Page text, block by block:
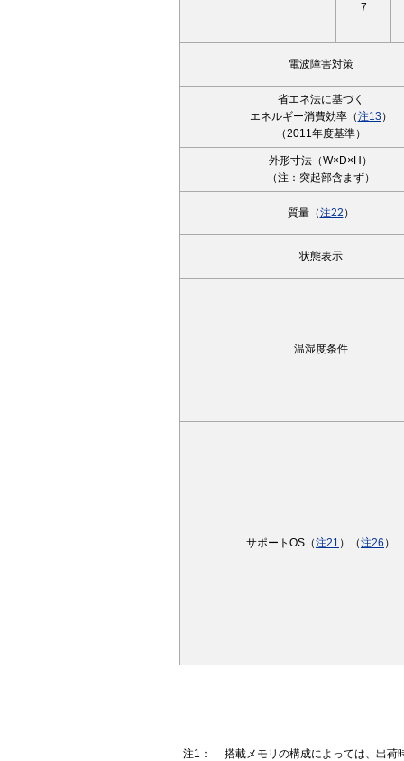
7
電波障害対策
省エネ法に基づく
エネルギー消費効率（注13 ）
（2011年度基準）
外形寸法（W×D×H）
（注：突起部含まず）
質量（注22 ）
状態表示
温湿度条件
サポートOS（注21 ）（注26 ）
注1： 搭載メモリの構成によっては、出荷